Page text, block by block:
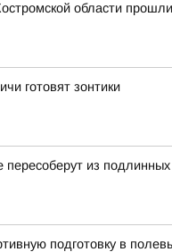
области
готовят зонтики
из
подготовку в